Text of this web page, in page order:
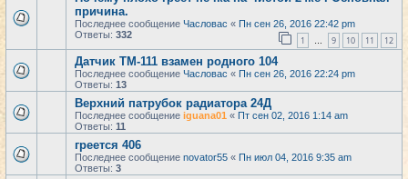
причина.
Последнее сообщение Часловас « Пн сен 26, 2016 22:42 pm
Ответы: 332 1 … 9 10 11 12
Датчик ТМ-111 взамен родного 104
Последнее сообщение Часловас « Пн сен 26, 2016 22:24 pm
Ответы: 13
Верхний патрубок радиатора 24Д
Последнее сообщение iguana01 « Пт сен 02, 2016 1:14 am
Ответы: 11
греется 406
Последнее сообщение novator55 « Пн июл 04, 2016 9:35 am
Ответы: 3